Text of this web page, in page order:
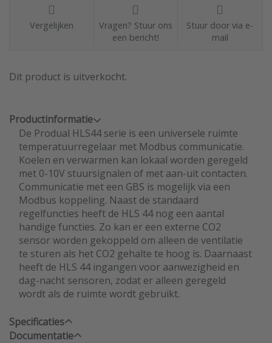
Vergelijken
Vragen? Stuur ons
een bericht!
Stuur door via e-
mail
Dit product is uitverkocht.
Productinformatie
De Produal HLS44 serie is een universele ruimte
temperatuurregelaar met Modbus communicatie.
Koelen en verwarmen kan lokaal worden geregeld
met 0-10V stuursignalen of met aan-uit contacten.
Communicatie met een GBS is mogelijk via een
Modbus koppeling. Naast de standaard
regelfuncties heeft de HLS 44 nog een aantal
handige functies. Zo kan er een externe CO2
sensor worden gekoppeld om alleen de ventilatie
te sturen als het CO2 gehalte te hoog is. Daarnaast
heeft de HLS 44 ingangen voor aanwezigheid en
dag-nacht sensoren, zodat er alleen geregeld
wordt als de ruimte wordt gebruikt.
Specificaties
Documentatie